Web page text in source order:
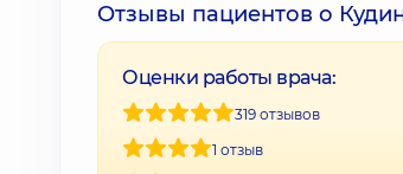
Отзывы пациентов о
Оценки работы врача:
319 отзывов
1 отзыв